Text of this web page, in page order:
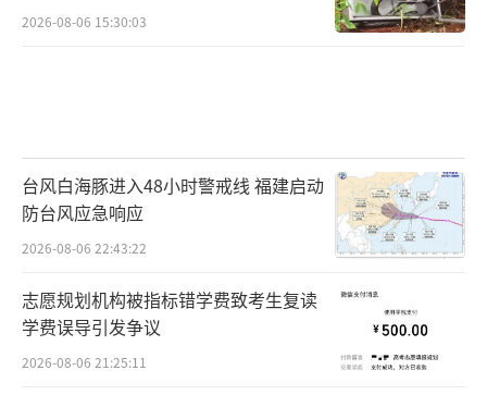
2026-08-06 15:30:03
台风白海豚进入48小时警戒线 福建启动
防台风应急响应
2026-08-06 22:43:22
志愿规划机构被指标错学费致考生复读
学费误导引发争议
2026-08-06 21:25:11